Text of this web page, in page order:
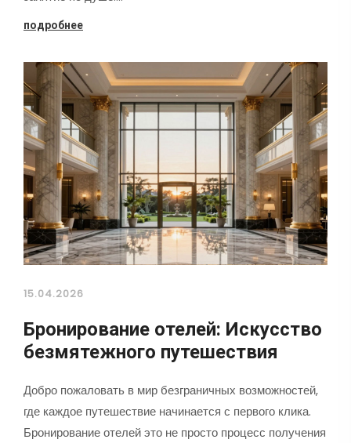
подробнее
15.04.2026
Бронирование отелей: Искусство
безмятежного путешествия
Добро пожаловать в мир безграничных возможностей,
где каждое путешествие начинается с первого клика.
Бронирование отелей это не просто процесс получения